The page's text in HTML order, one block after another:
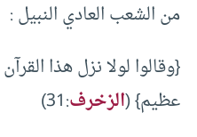
من الشعب العادي النبيل :
{وقالوا لولا نزل هذا
عظيم} (الزخرف:31)